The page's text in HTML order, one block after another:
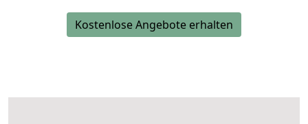
Kostenlose Angebote erhalten